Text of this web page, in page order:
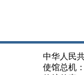
中华人民
使馆总机